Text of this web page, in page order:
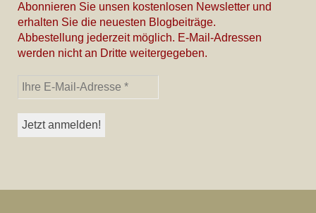
Abonnieren Sie unsen kostenlosen Newsletter und
erhalten Sie die neuesten Blogbeiträge.
Abbestellung jederzeit möglich. E-Mail-Adressen
werden nicht an Dritte weitergegeben.